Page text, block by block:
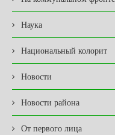
Наука
Национальный колорит
Новости
Новости района
От первого лица